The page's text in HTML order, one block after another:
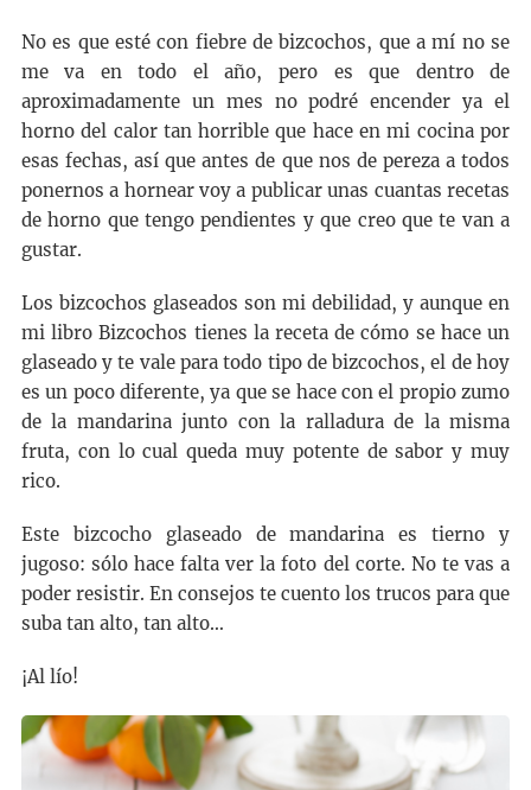
No es que esté con fiebre de bizcochos, que a mí no se
me va en todo el año, pero es que dentro de
aproximadamente un mes no podré encender ya el
horno del calor tan horrible que hace en mi cocina por
esas fechas, así que antes de que nos de pereza a todos
ponernos a hornear voy a publicar unas cuantas recetas
de horno que tengo pendientes y que creo que te van a
gustar.
Los bizcochos glaseados son mi debilidad, y aunque en
mi libro Bizcochos tienes la receta de cómo se hace un
glaseado y te vale para todo tipo de bizcochos, el de hoy
es un poco diferente, ya que se hace con el propio zumo
de la mandarina junto con la ralladura de la misma
fruta, con lo cual queda muy potente de sabor y muy
rico.
Este bizcocho glaseado de mandarina es tierno y
jugoso: sólo hace falta ver la foto del corte. No te vas a
poder resistir. En consejos te cuento los trucos para que
suba tan alto, tan alto…
¡Al lío!